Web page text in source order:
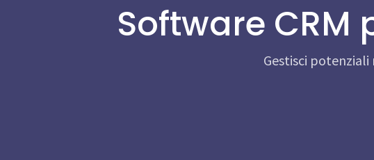
Software CRM
Gestisci